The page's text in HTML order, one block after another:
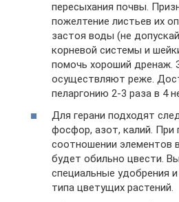
пересыхания почвы.
пожелтение листьев их
застоя воды (не
корневой системы и
помочь хороший дренаж.
осуществляют реже.
пеларгонию 2-3 раза в 4
Для герани подходят
фосфор, азот, калий. При
соотношении элементов
будет обильно цвести.
специальные удобрения
типа цветущих растений.